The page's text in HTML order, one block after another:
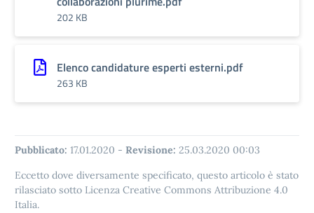
202 KB
Elenco candidature esperti esterni.pdf
263 KB
Pubblicato: 17.01.2020 - Revisione: 25.03.2020 00:03
Eccetto dove diversamente specificato, questo articolo è stato
rilasciato sotto Licenza Creative Commons Attribuzione 4.0
Italia.